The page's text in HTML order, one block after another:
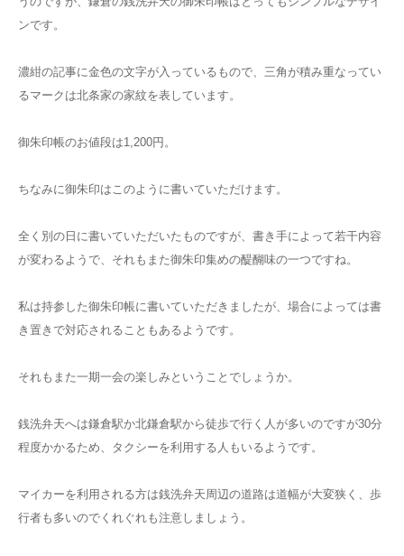
ンです。
濃紺の記事に金色の文字が入っているもので、三角が積み重なってい
るマークは北条家の家紋を表しています。
御朱印帳のお値段は1,200円。
ちなみに御朱印はこのように書いていただけます。
全く別の日に書いていただいたものですが、書き手によって若干内容
が変わるようで、それもまた御朱印集めの醍醐味の一つですね。
私は持参した御朱印帳に書いていただきましたが、場合によっては書
き置きで対応されることもあるようです。
それもまた一期一会の楽しみということでしょうか。
銭洗弁天へは鎌倉駅か北鎌倉駅から徒歩で行く人が多いのですが30分
程度かかるため、タクシーを利用する人もいるようです。
マイカーを利用される方は銭洗弁天周辺の道路は道幅が大変狭く、歩
行者も多いのでくれぐれも注意しましょう。